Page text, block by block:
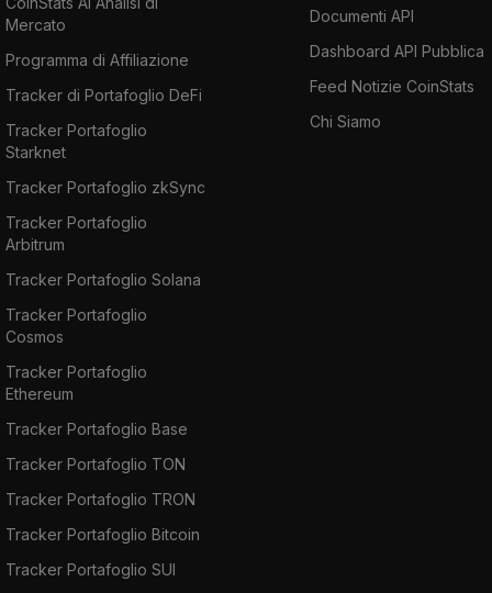
Mercato
Programma di Affiliazione
Tracker di Portafoglio DeFi
Tracker Portafoglio
Starknet
Tracker Portafoglio zkSync
Tracker Portafoglio
Arbitrum
Tracker Portafoglio Solana
Tracker Portafoglio
Cosmos
Tracker Portafoglio
Ethereum
Tracker Portafoglio Base
Tracker Portafoglio TON
Tracker Portafoglio TRON
Tracker Portafoglio Bitcoin
Tracker Portafoglio SUI
Documenti API
Dashboard API Pubblica
Feed Notizie CoinStats
Chi Siamo